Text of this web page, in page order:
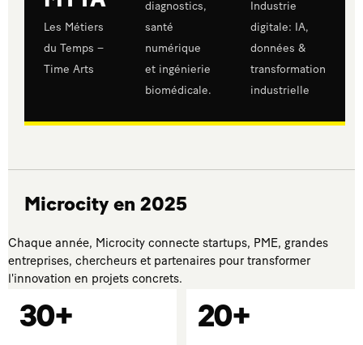
Les Métiers
du Temps –
Time Arts
diagnostics,
santé
numérique
et ingénierie
biomédicale.
Industrie
digitale: IA,
données &
transformation
industrielle
Microcity en 2025
Chaque année, Microcity connecte startups, PME, grandes
entreprises, chercheurs et partenaires pour transformer
l'innovation en projets concrets.
30+ 20+